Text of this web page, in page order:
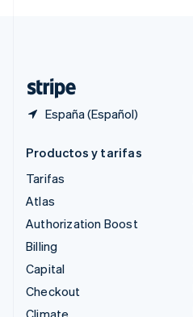
España (Español)
Productos y tarifas
Tarifas
Atlas
Authorization Boost
Billing
Capital
Checkout